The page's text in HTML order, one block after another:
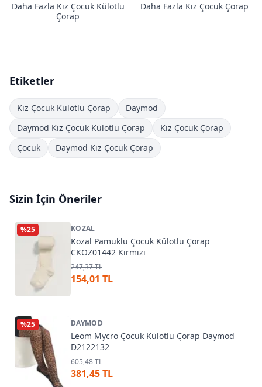
Daha Fazla Kız Çocuk Külotlu
Çorap
Daha Fazla Kız Çocuk Çorap
Etiketler
Kız Çocuk Külotlu Çorap
Daymod
Daymod Kız Çocuk Külotlu Çorap
Kız Çocuk Çorap
Çocuk
Daymod Kız Çocuk Çorap
Sizin İçin Öneriler
%25 KOZAL
Kozal Pamuklu Çocuk Külotlu Çorap
CKOZ01442 Kırmızı
247,37 TL
154,01 TL
%25 DAYMOD
Leom Mycro Çocuk Külotlu Çorap Daymod
D2122132
605,48 TL
381,45 TL